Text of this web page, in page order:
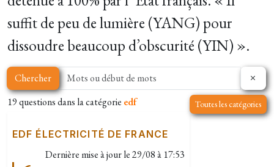
suffit de peu de lumière (YANG) pour
dissoudre beaucoup d’obscurité (YIN) ».
Chercher
19 questions dans la catégorie edf Toutes les catégories
EDF ÉLECTRICITÉ DE FRANCE
Dernière mise à jour le29/08 à 17:53